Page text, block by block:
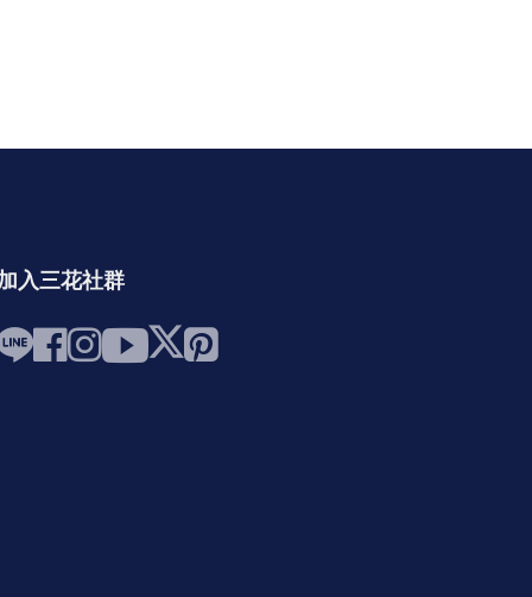
入三花社群